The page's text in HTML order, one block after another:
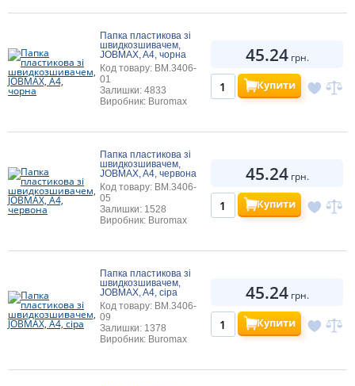
Папка пластикова зі
швидкозшивачем,
JOBMAX, A4, чорна
Код товару: BM.3406-
01
Залишки: 4833
Виробник: Buromax
45.24грн.
Купити
Папка пластикова зі
швидкозшивачем,
JOBMAX, A4, червона
Код товару: BM.3406-
05
Залишки: 1528
Виробник: Buromax
45.24грн.
Купити
Папка пластикова зі
швидкозшивачем,
JOBMAX, A4, сіра
Код товару: BM.3406-
09
Залишки: 1378
Виробник: Buromax
45.24грн.
Купити